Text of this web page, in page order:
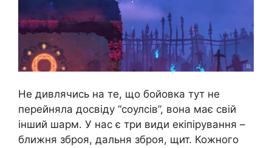
Не дивлячись на те, що бойовка тут не
перейняла досвіду “соулсів”, вона має свій
інший шарм. У нас є три види екіпірування –
ближня зброя, дальня зброя, щит. Кожного